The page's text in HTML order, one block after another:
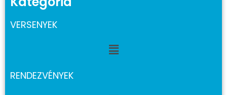
VERSENYEK
RENDEZVÉNYEK